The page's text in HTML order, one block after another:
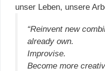
unser Leben, unsere
“Reinvent new
already own.
Improvise.
Become more